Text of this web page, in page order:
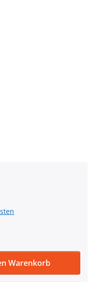
- 16mm breit -
Warenkorb